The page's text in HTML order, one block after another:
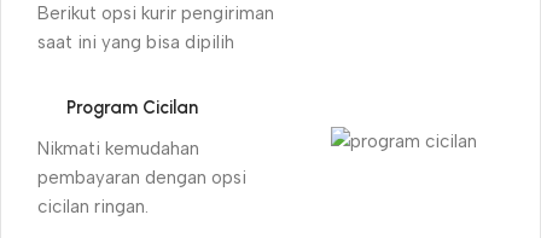
Berikut opsi kurir pengiriman
saat ini yang bisa dipilih
Program Cicilan
Nikmati kemudahan
pembayaran dengan opsi
cicilan ringan.